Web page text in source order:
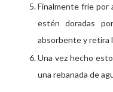
Finalmente fríe por
estén doradas
absorbente y retira
Una vez hecho
una rebanada de